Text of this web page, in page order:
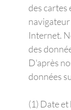
des cartes
Internet.
des
D'après
données
(1) Date